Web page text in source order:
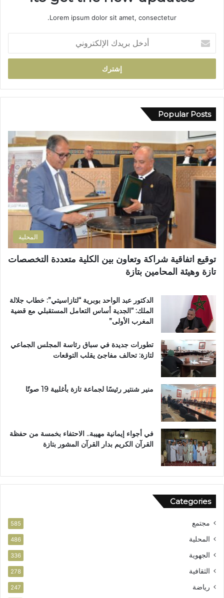
ل
م
د
ط
ل
ب
إ
ل
ط
ر
ي
ج
ا
ع
ة
ب
ن
ي
ل
ن
ت
Lorem ipsum dolor sit amet, consectetur.
خ
ب
ر
ك
ا
ل
إ
ل
ك
Popular Posts
المحلية
توقيع اتفاقية شراكة وتعاون بين الكلية متعددة التخصصات
تازة وهيئة المحامين بتازة
الدكتور عبد الواحد بوبرية “لتازاسيتي”: خطاب جلالة
الملك: “الجدية أساس التعامل المستقبلي مع قضية
المغرب الأولى”
تطورات جديدة في سباق رئاسة المجلس الجماعي
لتازة: تحالف مفاجئ يقلب التوقعات
منير شنتير رئيسًا لجماعة تازة بأغلبية 19 صوتًا
في أجواء إيمانية مهيبة.. الاحتفاء بخمسة من حفظة
القرآن الكريم بدار القرآن المشور بتازة
Categories
مجتمع 585
المحلية 486
الجهوية 336
الثقافية 278
رياضة 247